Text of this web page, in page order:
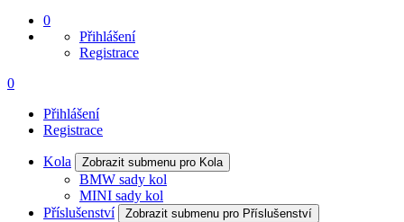
0
Přihlášení
Registrace
0
Přihlášení
Registrace
Kola Zobrazit submenu pro Kola
BMW sady kol
MINI sady kol
Příslušenství
Zobrazit submenu pro Příslušenství